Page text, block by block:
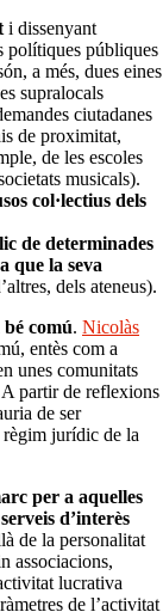
i dissenyant
polítiques públiques
a més, dues eines
supralocals
ciutadanes
de proximitat,
de les escoles
musicals).
col·lectius dels
de determinades
que la seva
dels ateneus).
comú. Nicolàs
entès com a
unes comunitats
A partir de reflexions
de ser
règim jurídic de la
per a aquelles
d’interès
de la personalitat
associacions,
lucrativa
de l’activitat